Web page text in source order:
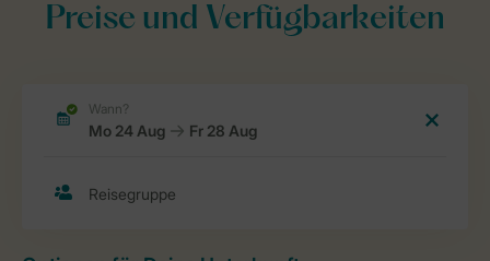
Preise und Verfügbarkeiten